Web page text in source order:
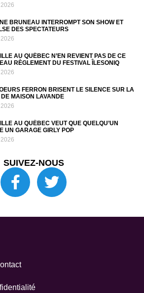
BRUNEAU INTERROMPT SON SHOW ET
DES SPECTATEURS
AU QUÉBEC N’EN REVIENT PAS DE CE
RÈGLEMENT DU FESTIVAL ÎLESONIQ
FERRON BRISENT LE SILENCE SUR LA
MAISON LAVANDE
AU QUÉBEC VEUT QUE QUELQU’UN
UN GARAGE GIRLY POP
SUIVEZ-NOUS